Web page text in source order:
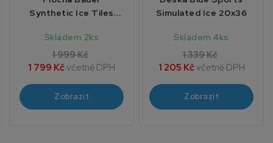
Synthetic Ice Tiles
Skladem 2ks
1 999 Kč
1 799 Kčvčetně DPH
Zobrazit
Simulated Ice 20x36
Skladem 4ks
1 339 Kč
1 205 Kčvčetně DPH
Zobrazit